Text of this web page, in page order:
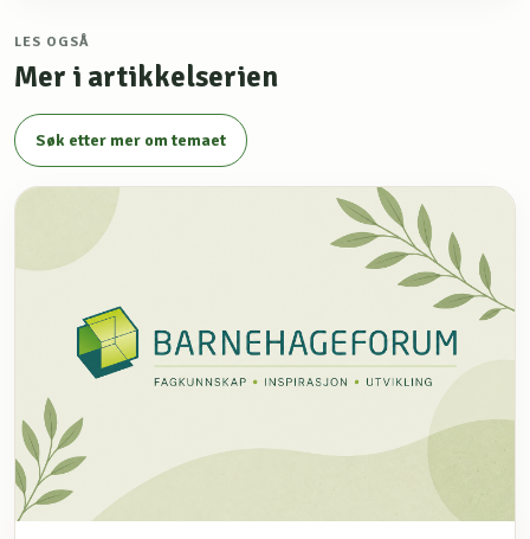
LES OGSÅ
Mer i artikkelserien
Søk etter mer om temaet